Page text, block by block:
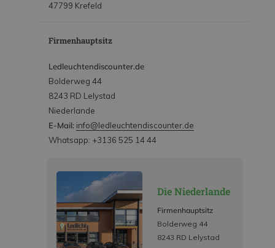
47799 Krefeld
Firmenhauptsitz
Ledleuchtendiscounter.de
Bolderweg 44
8243 RD Lelystad
Niederlande
E-Mail: info@ledleuchtendiscounter.de
Whatsapp: +3136 525 14 44
Die Niederlande
Firmenhauptsitz
Bolderweg 44
8243 RD Lelystad